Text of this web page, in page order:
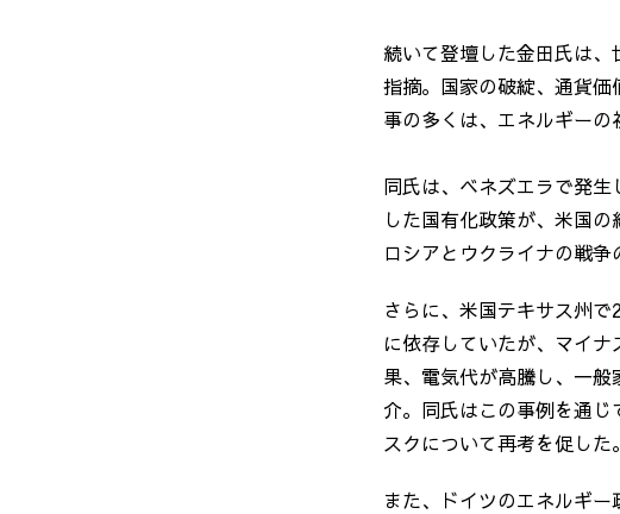
続いて登壇した金田氏は
指摘。国家の破綻、通貨
事の多くは、エネルギーの
同氏は、ベネズエラで発
した国有化政策が、米国
ロシアとウクライナの戦争
さらに、米国テキサス州
に依存していたが、マイ
果、電気代が高騰し、一般
介。同氏はこの事例を通
スクについて再考を促した。
また、ドイツのエネルギ